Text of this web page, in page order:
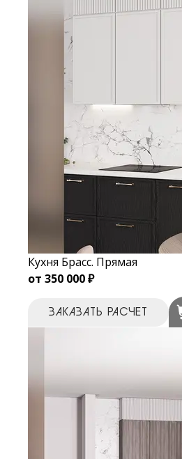
Кухня Брасс. Прямая
от 350 000 ₽
ЗАКАЗАТЬ РАСЧЕТ